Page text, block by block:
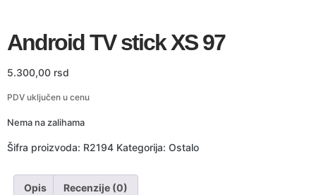
Android TV stick XS 97
5.300,00 rsd
PDV uključen u cenu
Nema na zalihama
Šifra proizvoda: R2194 Kategorija: Ostalo
Opis Recenzije (0)